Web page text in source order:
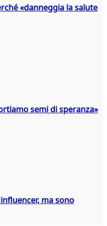
«danneggia la salute
semi di speranza»
ma sono